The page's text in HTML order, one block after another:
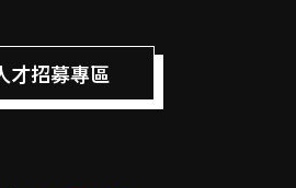
才招募專區